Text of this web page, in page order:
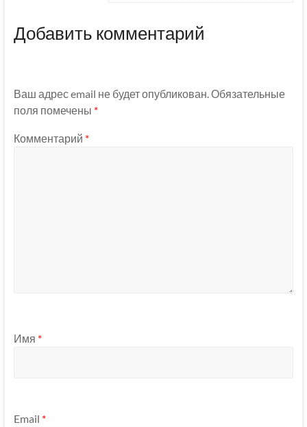
Добавить комментарий
Ваш адрес email не будет опубликован. Обязательные
поля помечены *
Комментарий *
Имя *
Email *